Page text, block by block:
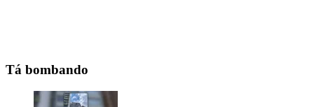
Tá bombando